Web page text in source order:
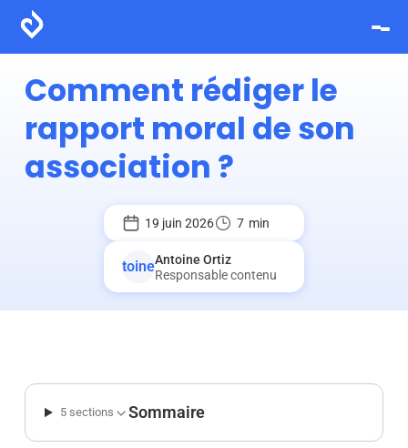
Comment rédiger le
rapport moral de son
association ?
19 juin 2026 7 min
Antoine Ortiz
Responsable contenu
5 sections Sommaire